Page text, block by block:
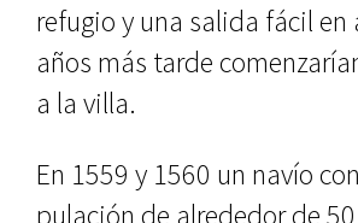
refugio y una salida fácil
años más tarde
a la villa.
En 1559 y 1560 un navío
pulación de alrededor de